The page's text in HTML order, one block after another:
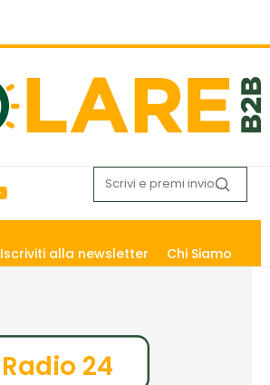
Iscriviti alla newsletter Chi Siamo
Radio 24